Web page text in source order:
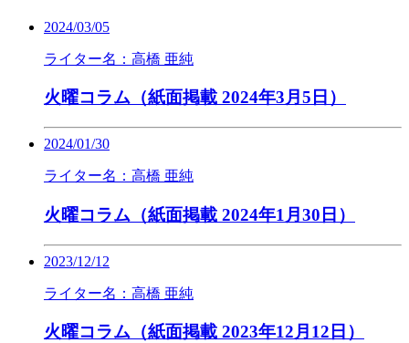
2024/03/05
ライター名：高橋 亜純
火曜コラム（紙面掲載 2024年3月5日）
2024/01/30
ライター名：高橋 亜純
火曜コラム（紙面掲載 2024年1月30日）
2023/12/12
ライター名：高橋 亜純
火曜コラム（紙面掲載 2023年12月12日）